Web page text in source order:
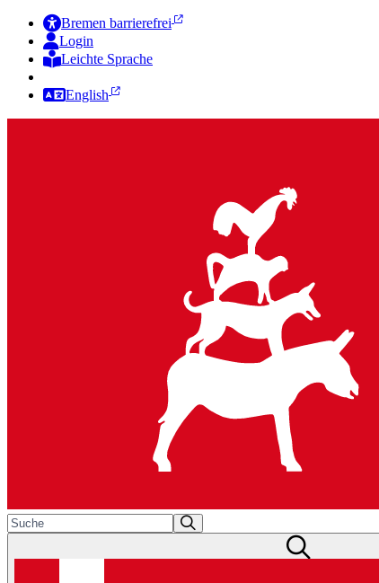
Bremen barrierefrei
Login
Leichte Sprache
English